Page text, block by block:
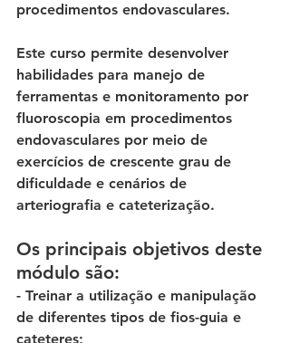
procedimentos endovasculares.
Este curso permite desenvolver
habilidades para manejo de
ferramentas e monitoramento por
fluoroscopia em procedimentos
endovasculares por meio de
exercícios de crescente grau de
dificuldade e cenários de
arteriografia e cateterização.
Os principais objetivos deste
módulo são:
- Treinar a utilização e manipulação
de diferentes tipos de fios-guia e
cateteres;